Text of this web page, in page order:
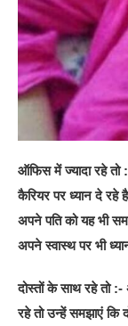
ऑफिस में ज्यादा रहे
कैरियर पर ध्यान दे रहे
अपने पति को यह भी
अपने स्वास्थ पर भी
दोस्तों के साथ रहे तो
रहे तो उन्हें समझाएं कि